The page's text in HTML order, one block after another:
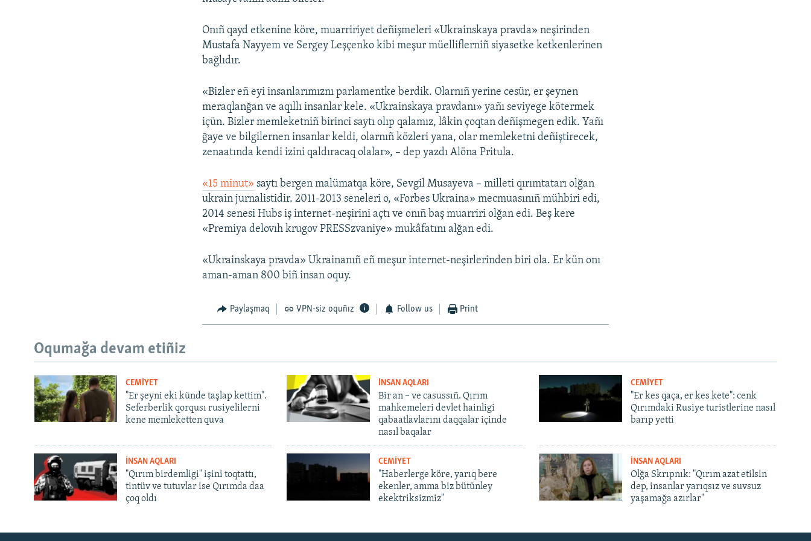
Русский
Onıñ qayd etkenine köre, muarririyet deñişmeleri «Ukrainskaya pravda» neşirinden
Mustafa Nayyem ve Sergey Leşçenko kibi meşur müelliflerniñ siyasetke ketkenlerinen
bağlıdır.
«Bizler eñ eyi insanlarımıznı parlamentke berdik. Olarnıñ yerine cesür, er şeynen
meraqlanğan ve aqıllı insanlar kele. «Ukrainskaya pravdanı» yañı seviyege kötermek
içün. Bizler memleketniñ birinci saytı olıp qalamız, lâkin çoqtan deñişmegen edik. Yañı
ğaye ve bilgilernen insanlar keldi, olarnıñ közleri yana, olar memleketni deñiştirecek,
zenaatında kendi izini qaldıracaq olalar», – dep yazdı Alöna Pritula.
«15 minut» saytı bergen malümatqa köre, Sevgil Musayeva – milleti qırımtatarı olğan
ukrain jurnalistidir. 2011-2013 seneleri o, «Forbes Ukraina» mecmuasınıñ mühbiri edi,
2014 senesi Hubs iş internet-neşirini açtı ve onıñ baş muarriri olğan edi. Beş kere
«Premiya delovıh krugov PRESSzvaniye» mukâfatını alğan edi.
«Ukrainskaya pravda» Ukrainanıñ eñ meşur internet-neşirlerinden biri ola. Er kün onı
aman-aman 800 biñ insan oquy.
Paylaşmaq VPN-siz oquñız Follow us Print
Oqumağa devam etiñiz
CEMİYET
"Er şeyni eki künde taşlap kettim".
Seferberlik qorqusı rusiyelilerni
kene memleketten quva
İNSAN AQLARI
Bir an – ve casussıñ. Qırım
mahkemeleri devlet hainligi
qabaatlavlarını daqqalar içinde
nasıl baqalar
CEMİYET
"Er kes qaça, er kes kete": cenk
Qırımdaki Rusiye turistlerine nasıl
barıp yetti
İNSAN AQLARI
"Qırım birdemligi" işini toqtattı,
tintüv ve tutuvlar ise Qırımda daa
çoq oldı
CEMİYET
"Haberlerge köre, yarıq bere
ekenler, amma biz bütünley
ekektriksizmiz"
İNSAN AQLARI
Olğa Skrıpnık: "Qırım azat etilsin
dep, insanlar yarıqsız ve suvsuz
yaşamağa azırlar"